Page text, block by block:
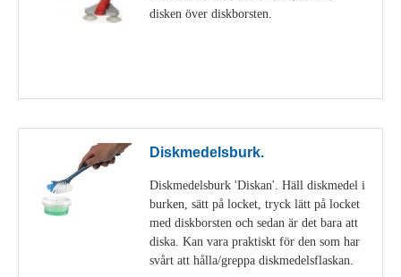
disken över diskborsten.
Diskmedelsburk.
Diskmedelsburk 'Diskan'. Häll diskmedel i
burken, sätt på locket, tryck lätt på locket
med diskborsten och sedan är det bara att
diska. Kan vara praktiskt för den som har
svårt att hålla/greppa diskmedelsflaskan.